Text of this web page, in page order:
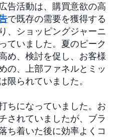
告活動は、購買意欲の高
で既存の需要を獲得する
、ショッピングジャーニ
ていました。夏のピーク
め、検討を促し、お客様
の、上部ファネルとミッ
限られていました。
ちになっていました。お
されていましたが、ブラ
ち着いた後に効率よくコ